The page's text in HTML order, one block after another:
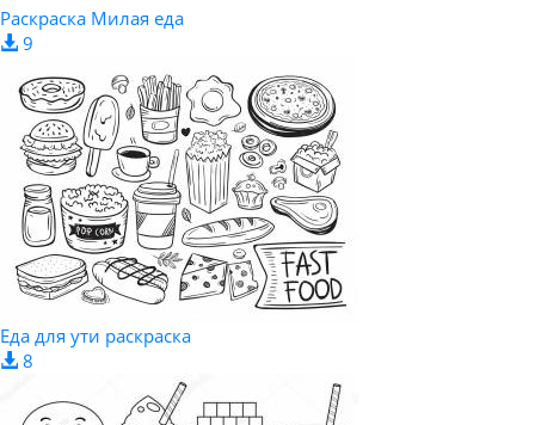
Раскраска Милая еда
9
Еда для ути раскраска
8